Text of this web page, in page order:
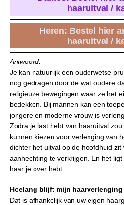
haaruitval /
Heren: Bestel hier
haaruitval /
Antwoord:
Je kan natuurlijk een ouderwetse
nog gedragen door de wat oudere
religieuze bewegingen waar ze het
bedekken. Bij mannen kan een
jongere en moderne vrouw is
Zodra je last hebt van haaruitval
kunnen kiezen voor verlenging van
dichter het uitval op de hoofdhuid
aanhechting te verkrijgen. En het
haar je over hebt.
Hoelang blijft mijn
Dat is afhankelijk van uw eigen